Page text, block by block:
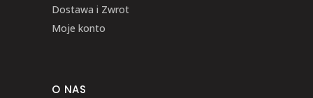
Dostawa i Zwrot
Moje konto
O NAS